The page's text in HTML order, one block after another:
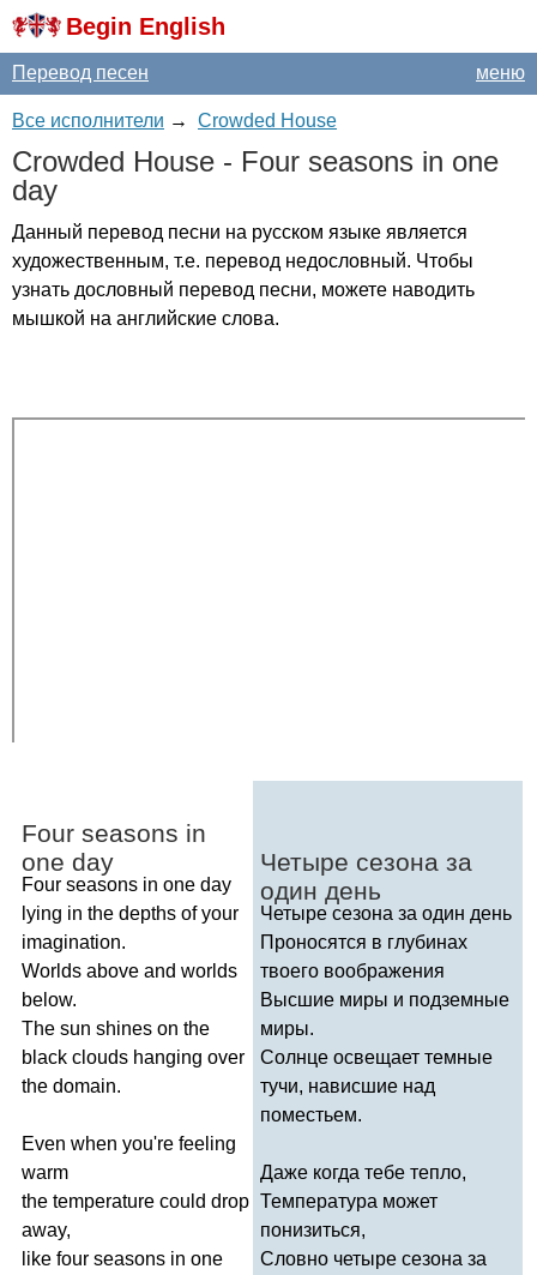
Begin English
меню
Перевод песен
Все исполнители → Crowded House
Crowded House - Four seasons in one
day
Данный перевод песни на русском языке является
художественным, т.е. перевод недословный. Чтобы
узнать дословный перевод песни, можете наводить
мышкой на английские слова.
Four seasons in
one day
Four seasons in one day
lying in the depths of your
imagination.
Worlds above and worlds
below.
The sun shines on the
black clouds hanging over
the domain.
Even when you're feeling
warm
the temperature could drop
away,
like four seasons in one
Четыре сезона за
один день
Четыре сезона за один день
Проносятся в глубинах
твоего воображения
Высшие миры и подземные
миры.
Солнце освещает темные
тучи, нависшие над
поместьем.
Даже когда тебе тепло,
Температура может
понизиться,
Словно четыре сезона за